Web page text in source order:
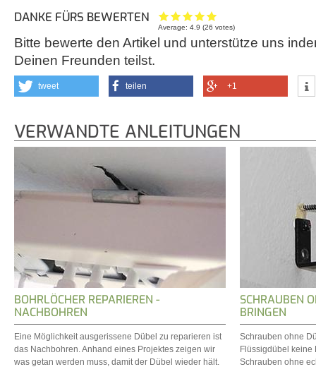
DANKE FÜRS BEWERTEN
Average:4.9 (26 votes)
Bitte bewerte den Artikel und unterstütze uns
Deinen Freunden teilst.
tweet teilen +1
VERWANDTE ANLEITUNGEN
BOHRLÖCHER REPARIEREN -
NACHBOHREN
Eine Möglichkeit ausgerissene Dübel zu reparieren ist
das Nachbohren. Anhand eines Projektes zeigen wir
was getan werden muss, damit der Dübel wieder hält.
SCHRAUBEN
BRINGEN
Schrauben ohne
Flüssigdübel keine
Schrauben ohne